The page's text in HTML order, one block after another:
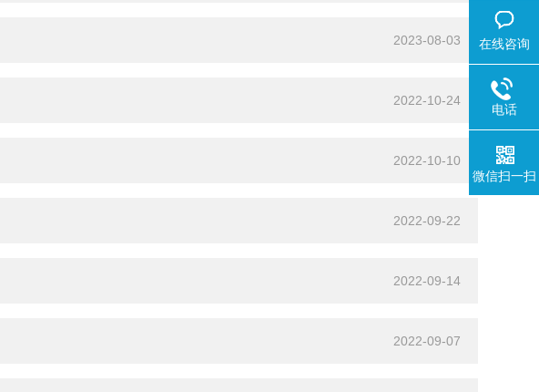
2023-08-03
2022-10-24
2022-10-10
2022-09-22
2022-09-14
2022-09-07
在线咨询
电话
微信扫一扫